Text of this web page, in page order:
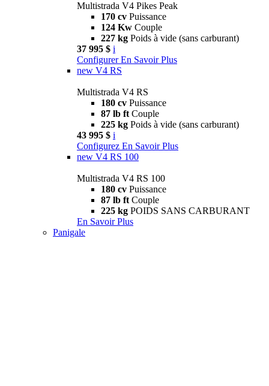
Multistrada V4 Pikes Peak
170 cv Puissance
124 Kw Couple
227 kg Poids à vide (sans carburant)
37 995 $ i
Configurer En Savoir Plus
new V4 RS
Multistrada V4 RS
180 cv Puissance
87 lb ft Couple
225 kg Poids à vide (sans carburant)
43 995 $ i
Configurez En Savoir Plus
new V4 RS 100
Multistrada V4 RS 100
180 cv Puissance
87 lb ft Couple
225 kg POIDS SANS CARBURANT
En Savoir Plus
Panigale